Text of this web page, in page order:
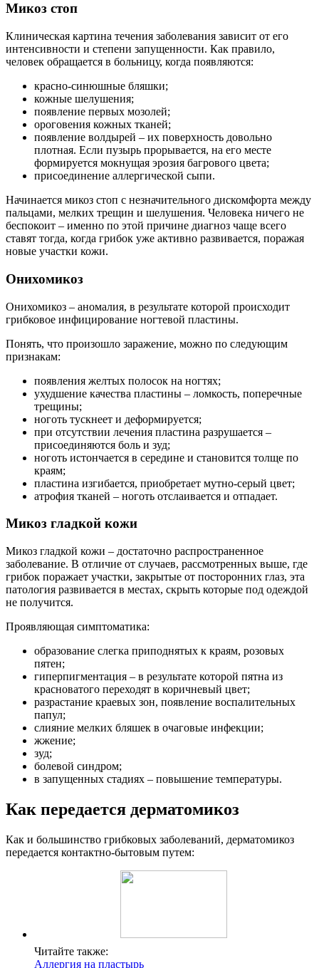
Микоз стоп
Клиническая картина течения заболевания зависит от его
интенсивности и степени запущенности. Как правило,
человек обращается в больницу, когда появляются:
красно-синюшные бляшки;
кожные шелушения;
появление первых мозолей;
ороговения кожных тканей;
появление волдырей – их поверхность довольно
плотная. Если пузырь прорывается, на его месте
формируется мокнущая эрозия багрового цвета;
присоединение аллергической сыпи.
Начинается микоз стоп с незначительного дискомфорта между
пальцами, мелких трещин и шелушения. Человека ничего не
беспокоит – именно по этой причине диагноз чаще всего
ставят тогда, когда грибок уже активно развивается, поражая
новые участки кожи.
Онихомикоз
Онихомикоз – аномалия, в результате которой происходит
грибковое инфицирование ногтевой пластины.
Понять, что произошло заражение, можно по следующим
признакам:
появления желтых полосок на ногтях;
ухудшение качества пластины – ломкость, поперечные
трещины;
ноготь тускнеет и деформируется;
при отсутствии лечения пластина разрушается –
присоединяются боль и зуд;
ноготь истончается в середине и становится толще по
краям;
пластина изгибается, приобретает мутно-серый цвет;
атрофия тканей – ноготь отслаивается и отпадает.
Микоз гладкой кожи
Микоз гладкой кожи – достаточно распространенное
заболевание. В отличие от случаев, рассмотренных выше, где
грибок поражает участки, закрытые от посторонних глаз, эта
патология развивается в местах, скрыть которые под одеждой
не получится.
Проявляющая симптоматика:
образование слегка приподнятых к краям, розовых
пятен;
гиперпигментация – в результате которой пятна из
красноватого переходят в коричневый цвет;
разрастание краевых зон, появление воспалительных
папул;
слияние мелких бляшек в очаговые инфекции;
жжение;
зуд;
болевой синдром;
в запущенных стадиях – повышение температуры.
Как передается дерматомикоз
Как и большинство грибковых заболеваний, дерматомикоз
передается контактно-бытовым путем:
Читайте также:
Аллергия на пластырь